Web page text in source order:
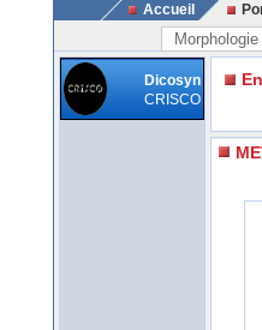
Accueil
Morphologie
Dicosyn
CRISCO